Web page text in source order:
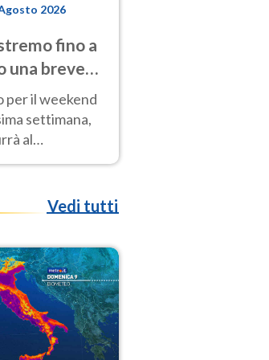
2026
fino a
una breve
per il weekend
settimana,
al
Vedi tutti